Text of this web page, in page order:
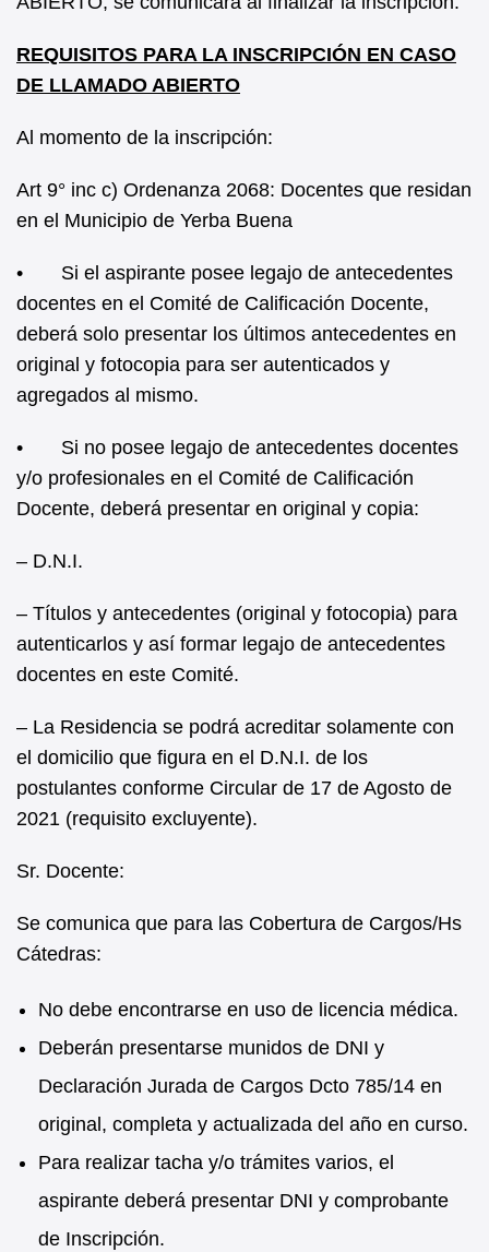
REQUISITOS PARA LA INSCRIPCIÓN EN CASO
DE LLAMADO ABIERTO
Al momento de la inscripción:
Art 9° inc c) Ordenanza 2068: Docentes que residan
en el Municipio de Yerba Buena
• Si el aspirante posee legajo de antecedentes
docentes en el Comité de Calificación Docente,
deberá solo presentar los últimos antecedentes en
original y fotocopia para ser autenticados y
agregados al mismo.
• Si no posee legajo de antecedentes docentes
y/o profesionales en el Comité de Calificación
Docente, deberá presentar en original y copia:
– D.N.I.
– Títulos y antecedentes (original y fotocopia) para
autenticarlos y así formar legajo de antecedentes
docentes en este Comité.
– La Residencia se podrá acreditar solamente con
el domicilio que figura en el D.N.I. de los
postulantes conforme Circular de 17 de Agosto de
2021 (requisito excluyente).
Sr. Docente:
Se comunica que para las Cobertura de Cargos/Hs
Cátedras:
No debe encontrarse en uso de licencia médica.
Deberán presentarse munidos de DNI y
Declaración Jurada de Cargos Dcto 785/14 en
original, completa y actualizada del año en curso.
Para realizar tacha y/o trámites varios, el
aspirante deberá presentar DNI y comprobante
de Inscripción.